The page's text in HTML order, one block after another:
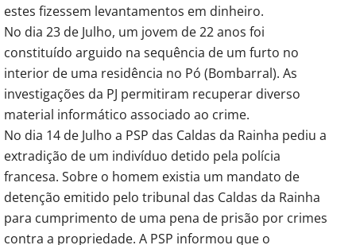
estes fizessem levantamentos em dinheiro.
No dia 23 de Julho, um jovem de 22 anos foi
constituído arguido na sequência de um furto no
interior de uma residência no Pó (Bombarral). As
investigações da PJ permitiram recuperar diverso
material informático associado ao crime.
No dia 14 de Julho a PSP das Caldas da Rainha pediu a
extradição de um indivíduo detido pela polícia
francesa. Sobre o homem existia um mandato de
detenção emitido pelo tribunal das Caldas da Rainha
para cumprimento de uma pena de prisão por crimes
contra a propriedade. A PSP informou que o